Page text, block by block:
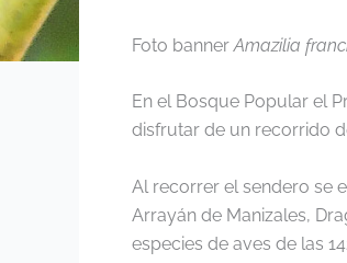
Foto banner Amazilia
En el Bosque Popular el
disfrutar de un recorrido
Al recorrer el sendero se
Arrayán de Manizales,
especies de aves de las